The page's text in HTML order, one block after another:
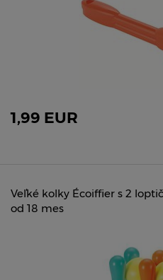
1,99 EUR
Veľké kolky Écoiffier s 2
od 18 mes